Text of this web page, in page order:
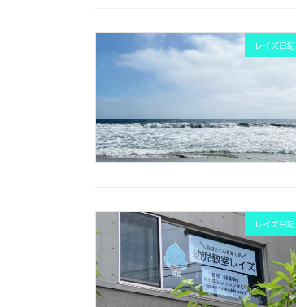
レイズ日記
レイズ日記